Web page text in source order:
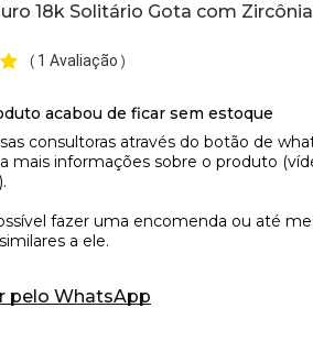
18k Solitário Gota com Zircônia
( 1 Avaliação )
pelo WhatsApp